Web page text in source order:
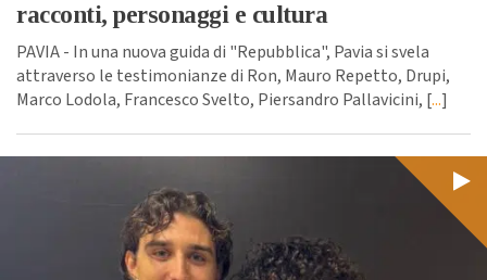
racconti, personaggi e cultura
PAVIA - In una nuova guida di "Repubblica", Pavia si svela
attraverso le testimonianze di Ron, Mauro Repetto, Drupi,
Marco Lodola, Francesco Svelto, Piersandro Pallavicini, [...]